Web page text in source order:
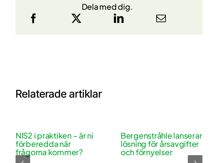
Dela med dig.
Relaterade artiklar
NIS2 i praktiken – är ni
förberedda när
frågorna kommer?
Bergenstråhle lanserar
lösning för årsavgifter
och förnyelser